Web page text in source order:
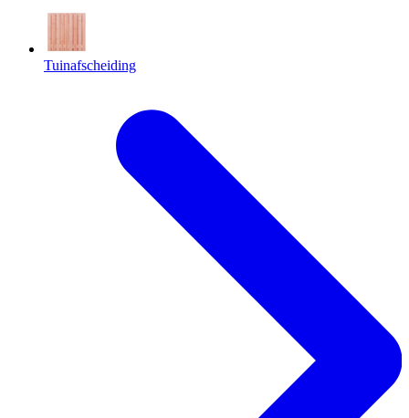
Tuinafscheiding